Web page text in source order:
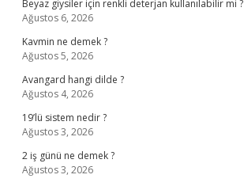
Beyaz giysiler için renkli deterjan kullanılabilir mi ?
Ağustos 6, 2026
Kavmin ne demek ?
Ağustos 5, 2026
Avangard hangi dilde ?
Ağustos 4, 2026
19’lü sistem nedir ?
Ağustos 3, 2026
2 iş günü ne demek ?
Ağustos 3, 2026